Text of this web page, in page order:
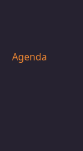
Agenda